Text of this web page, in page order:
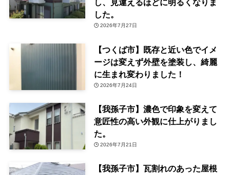
し、見違えるほどに明るくなりま
した。
2026年7月27日
【つくば市】既存と近い色でイメ
ージは変えず外壁を塗装し、綺麗
に生まれ変わりました！
2026年7月24日
【我孫子市】濃色で印象を変えて
意匠性の高い外観に仕上がりまし
た。
2026年7月21日
【我孫子市】瓦割れのあった屋根